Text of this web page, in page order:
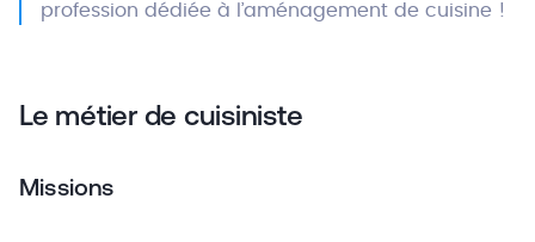
profession dédiée à l’aménagement de cuisine !
Le métier de cuisiniste
Missions